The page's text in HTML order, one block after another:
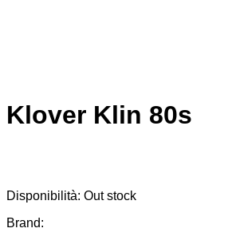
Klover Klin 80s
Disponibilità: Out stock
Brand: